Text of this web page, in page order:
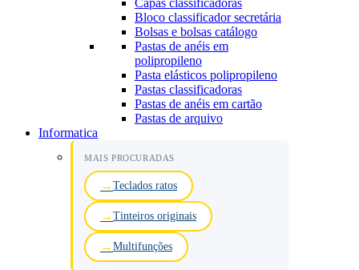
Capas classificadoras
Bloco classificador secretária
Bolsas e bolsas catálogo
Pastas de anéis em
polipropileno
Pasta elásticos polipropileno
Pastas classificadoras
Pastas de anéis em cartão
Pastas de arquivo
Informatica
MAIS PROCURADAS
Teclados ratos
Tinteiros originais
Multifunções